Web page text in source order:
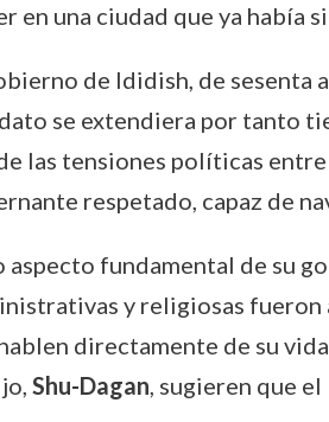
en una ciudad que ya había
de Ididish, de sesenta
se extendiera por tanto
las tensiones políticas
respetado, capaz de
aspecto fundamental de su
y religiosas fueron
directamente de su
Shu-Dagan, sugieren que